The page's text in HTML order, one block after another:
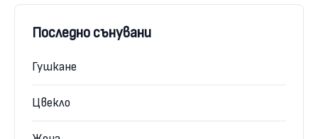
Последно сънувани
Гушкане
Цвекло